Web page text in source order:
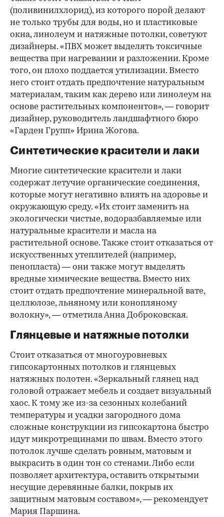
(поливинилхлорид), из которого порой делают
не только трубы для воды, но и пластиковые
окна, линолеум и натяжные потолки, советуют
дизайнеры. «ПВХ может выделять токсичные
вещества при нагревании и разложении. Кроме
того, он плохо поддается утилизации. Вместо
него стоит отдать предпочтение натуральным
материалам, таким как дерево или линолеум на
основе растительных компонентов», — говорит
дизайнер, руководитель ландшафтного бюро
«Гарден Групп» Ирина Жогова.
Синтетические красители и лаки
Многие синтетические красители и лаки
содержат летучие органические соединения,
которые могут негативно влиять на здоровье и
окружающую среду. «Их стоит заменить на
экологически чистые, водоразбавляемые или
натуральные красители и масла на
растительной основе. Также стоит отказаться от
искусственных утеплителей (например,
пенопласта) — они также могут выделять
вредные химические вещества. Вместо них
стоит отдать предпочтение минеральной вате,
целлюлозе, льняному или конопляному
волокну», — отметила Анна Доброковская.
Глянцевые и натяжные потолки
Стоит отказаться от многоуровневых
гипсокартонных потолков и глянцевых
натяжных полотен. «Зеркальный глянец над
головой отражает мебель и создает визуальный
хаос. К тому же из-за сезонных колебаний
температуры и усадки загородного дома
сложные конструкции из гипсокартона быстро
идут микротрещинами по швам. Вместо этого
потолок лучше сделать ровным, матовым и
выкрасить в один тон со стенами. Либо если
позволяет архитектура, оставить открытыми
несущие деревянные балки, покрыв их
защитным матовым составом», — рекомендует
Мария Паршина.